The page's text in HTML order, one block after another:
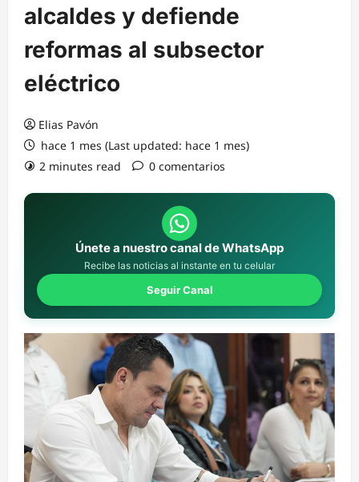
alcaldes y defiende
reformas al subsector
eléctrico
Elias Pavón
hace 1 mes (Last updated: hace 1 mes)
2 minutes read
0 comentarios
Únete a nuestro canal de WhatsApp
Recibe las noticias al instante en tu celular
Seguir Canal